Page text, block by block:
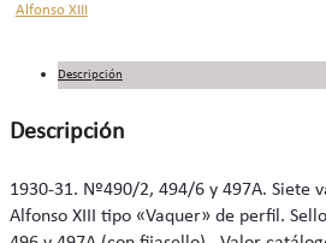
Alfonso XIII
Descripción
Descripción
1930-31. Nº490/2, 494/6 y 497A. Siete
Alfonso XIII tipo «Vaquer» de perfil.